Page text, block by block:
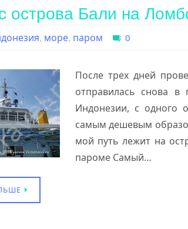
острова Бали на
, море, паром 0
После трех дней
отправилась снова в
Индонезии, с одного
самым дешевым
мой путь лежит на
пароме Самый…